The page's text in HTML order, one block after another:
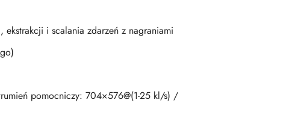
ekstrakcji i scalania zdarzeń z nagraniami
pomocniczy: 704×576@(1-25 kl/s) /